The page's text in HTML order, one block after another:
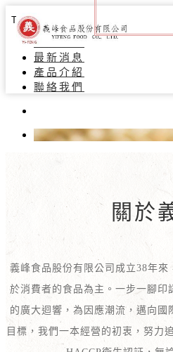
Toggle navigation
關於義峰
最新消息
產品介紹
聯絡我們
關於
義峰食品股份有限公司成立38年
於消費者的食品為主。一步一腳印
的廣大迴響，為因應潮流，邁向國
目標，我們一本經營的初衷，努力